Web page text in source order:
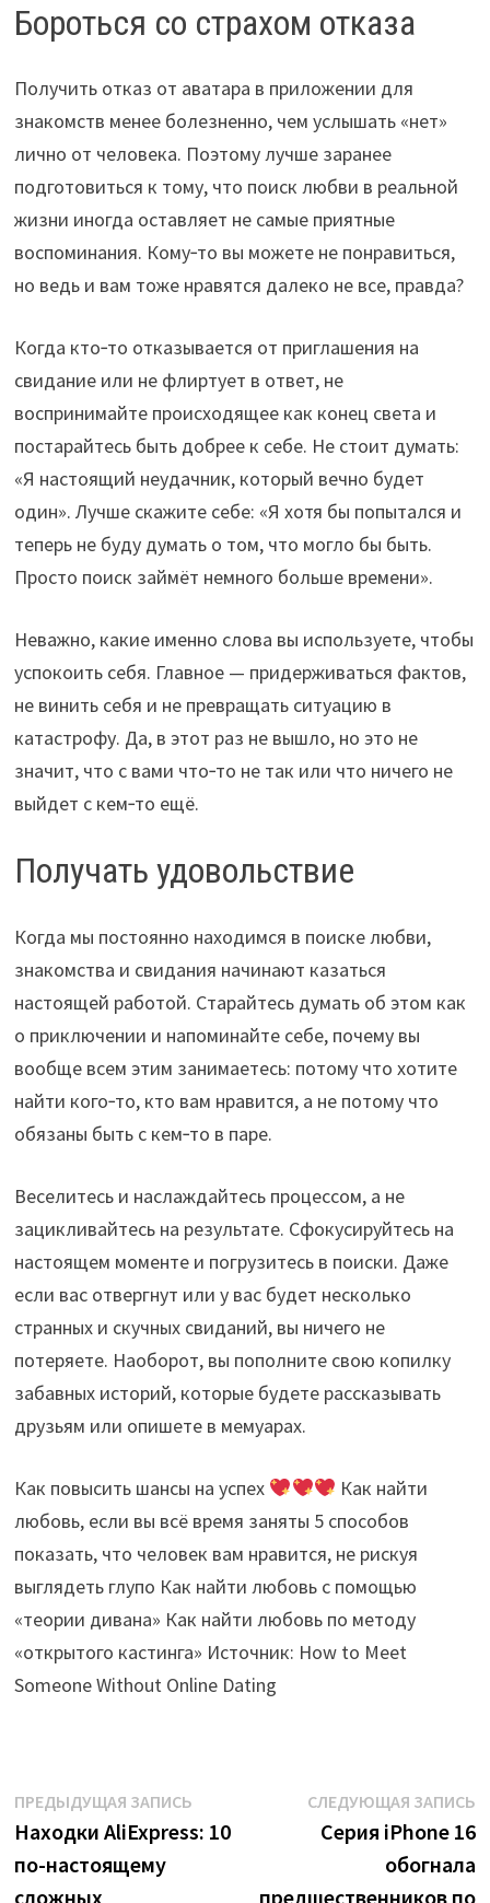
Бороться со страхом отказа
Получить отказ от аватара в приложении для
знакомств менее болезненно, чем услышать «нет»
лично от человека. Поэтому лучше заранее
подготовиться к тому, что поиск любви в реальной
жизни иногда оставляет не самые приятные
воспоминания. Кому‑то вы можете не понравиться,
но ведь и вам тоже нравятся далеко не все, правда?
Когда кто‑то отказывается от приглашения на
свидание или не флиртует в ответ, не
воспринимайте происходящее как конец света и
постарайтесь быть добрее к себе. Не стоит думать:
«Я настоящий неудачник, который вечно будет
один». Лучше скажите себе: «Я хотя бы попытался и
теперь не буду думать о том, что могло бы быть.
Просто поиск займёт немного больше времени».
Неважно, какие именно слова вы используете, чтобы
успокоить себя. Главное — придерживаться фактов,
не винить себя и не превращать ситуацию в
катастрофу. Да, в этот раз не вышло, но это не
значит, что с вами что‑то не так или что ничего не
выйдет с кем‑то ещё.
Получать удовольствие
Когда мы постоянно находимся в поиске любви,
знакомства и свидания начинают казаться
настоящей работой. Старайтесь думать об этом как
о приключении и напоминайте себе, почему вы
вообще всем этим занимаетесь: потому что хотите
найти кого‑то, кто вам нравится, а не потому что
обязаны быть с кем‑то в паре.
Веселитесь и наслаждайтесь процессом, а не
зацикливайтесь на результате. Сфокусируйтесь на
настоящем моменте и погрузитесь в поиски. Даже
если вас отвергнут или у вас будет несколько
странных и скучных свиданий, вы ничего не
потеряете. Наоборот, вы пополните свою копилку
забавных историй, которые будете рассказывать
друзьям или опишете в мемуарах.
Как повысить шансы на успех
Как найти
любовь, если вы всё время заняты 5 способов
показать, что человек вам нравится, не рискуя
выглядеть глупо Как найти любовь с помощью
«теории дивана» Как найти любовь по методу
«открытого кастинга» Источник: How to Meet
Someone Without Online Dating
Навигация
по
записям
ПРЕДЫДУЩАЯ ЗАПИСЬПредыдущая
запись:
Находки AliExpress: 10
по-настоящему
сложных
СЛЕДУЮЩАЯ ЗАПИСЬ
Серия iPhone 16
обогнала
предшественников по